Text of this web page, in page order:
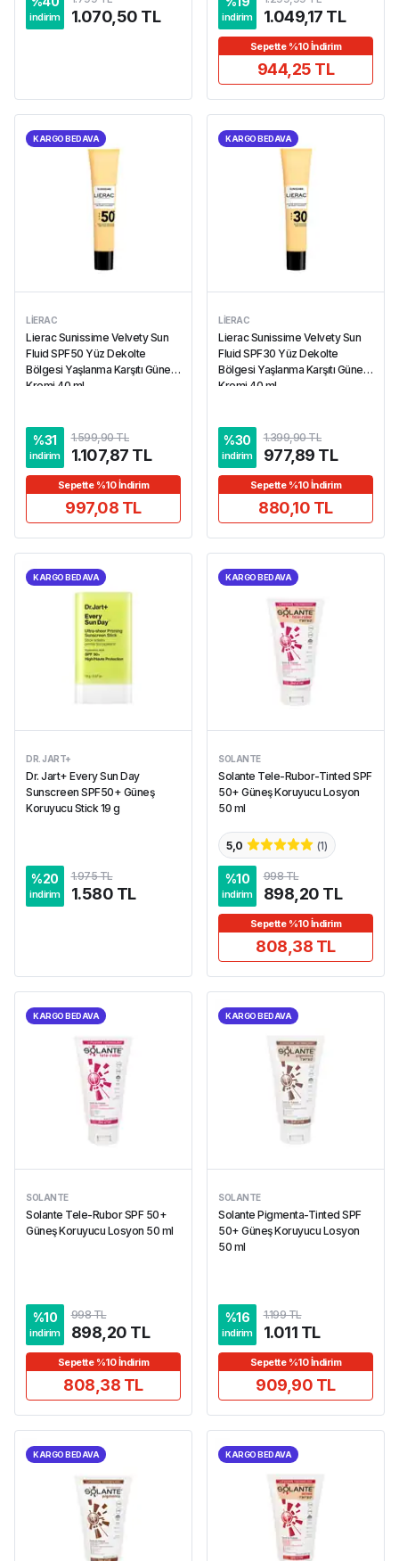
indirim 1.070,50 TL indirim 1.049,17 TL
Sepette %10 İndirim
944,25 TL
KARGO BEDAVA
LIERAC
Lierac Sunissime Velvety Sun
Fluid SPF50 Yüz Dekolte
Bölgesi Yaşlanma Karşıtı Güneş
Kremi 40 ml
%31
indirim
1.599,90 TL
1.107,87 TL
Sepette %10 İndirim
997,08 TL
KARGO BEDAVA
LIERAC
Lierac Sunissime Velvety Sun
Fluid SPF30 Yüz Dekolte
Bölgesi Yaşlanma Karşıtı Güneş
Kremi 40 ml
%30
indirim
1.399,90 TL
977,89 TL
Sepette %10 İndirim
880,10 TL
KARGO BEDAVA
DR. JART+
Dr. Jart+ Every Sun Day
Sunscreen SPF50+ Güneş
Koruyucu Stick 19 g
%20
indirim
1.975 TL
1.580 TL
KARGO BEDAVA
SOLANTE
Solante Tele-Rubor-Tinted SPF
50+ Güneş Koruyucu Losyon
50 ml
5,0 (1)
%10
indirim
998 TL
898,20 TL
Sepette %10 İndirim
808,38 TL
KARGO BEDAVA
SOLANTE
Solante Tele-Rubor SPF 50+
Güneş Koruyucu Losyon 50 ml
%10
indirim
998 TL
898,20 TL
Sepette %10 İndirim
808,38 TL
KARGO BEDAVA
SOLANTE
Solante Pigmenta-Tinted SPF
50+ Güneş Koruyucu Losyon
50 ml
%16
indirim
1.199 TL
1.011 TL
Sepette %10 İndirim
909,90 TL
KARGO BEDAVA KARGO BEDAVA